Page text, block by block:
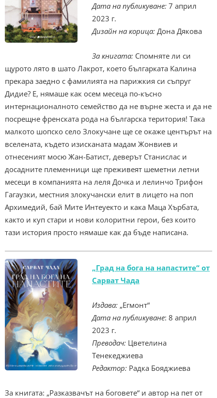
Дата на публикуване: 7 април
2023 г.
Дизайн на корица: Дона Дякова
За книгата: Спомняте ли си
щурото лято в шато Лакрот, което българката Калина
прекара заедно с фамилията на парижкия си съпруг
Дидие? Е, нямаше как осем месеца по-късно
интернационалното семейство да не върне жеста и да не
посрещне френската рода на българска територия! Така
малкото шопско село Злокучане ще се окаже центърът на
вселената, където изисканата мадам Жонвиев и
отнесеният мосю Жан-Батист, деверът Станислас и
досадните племенници ще преживеят шеметни летни
месеци в компанията на леля Дочка и лелинчо Трифон
Гагаузки, местния злокучански елит в лицето на поп
Архимедий, бай Мите Интеуекто и кака Маца Хърбата,
както и куп стари и нови колоритни герои, без които
тази история просто нямаше как да бъде написана.
„Град на бога на напастите“ от
Сарват Чада
Издава: „Егмонт“
Дата на публикуване: 8 април
2023 г.
Преводач: Цветелина
Тенекеджиева
Редактор: Радка Бояджиева
За книгата: „Разказвачът на боговете“ и автор на пет от